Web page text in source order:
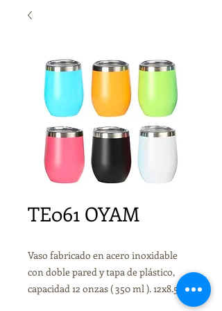
TE061 OYAM
Vaso fabricado en acero inoxidable
con doble pared y tapa de plástico,
capacidad 12 onzas ( 350 ml ). 12x8.5